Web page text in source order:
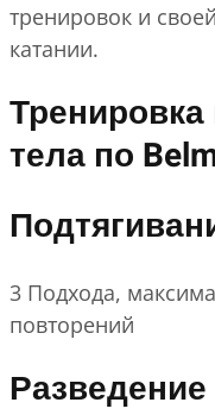
тренировок и
катании.
Тренировка
тела по
3 Подхода,
повторений